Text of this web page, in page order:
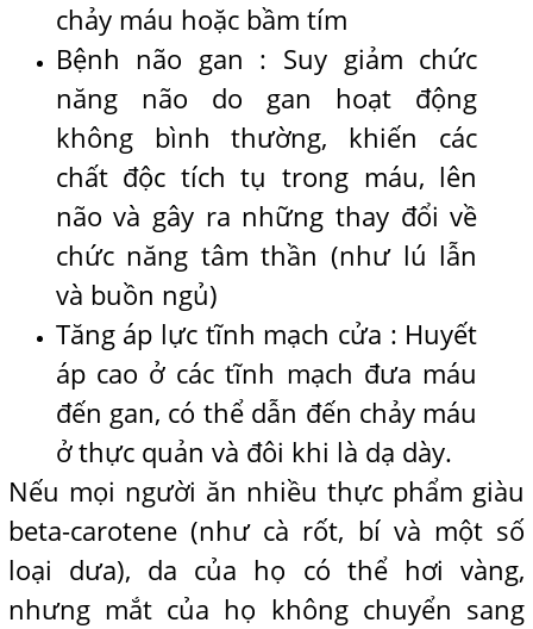
chảy máu hoặc bầm tím
Bệnh não gan : Suy giảm chức
năng não do gan hoạt động
không bình thường, khiến các
chất độc tích tụ trong máu, lên
não và gây ra những thay đổi về
chức năng tâm thần (như lú lẫn
và buồn ngủ)
Tăng áp lực tĩnh mạch cửa : Huyết
áp cao ở các tĩnh mạch đưa máu
đến gan, có thể dẫn đến chảy máu
ở thực quản và đôi khi là dạ dày.
Nếu mọi người ăn nhiều thực phẩm giàu
beta-carotene (như cà rốt, bí và một số
loại dưa), da của họ có thể hơi vàng,
nhưng mắt của họ không chuyển sang